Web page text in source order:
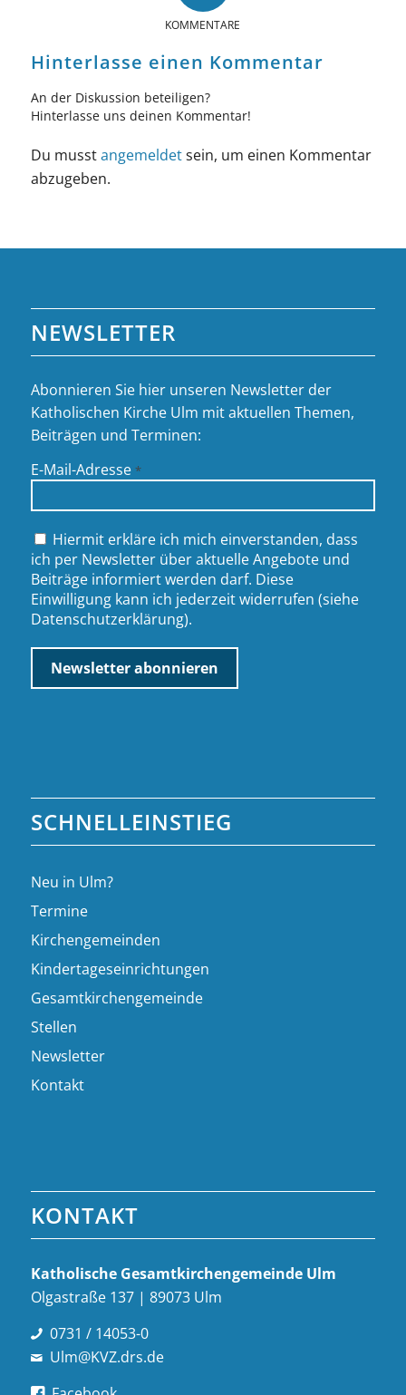
KOMMENTARE
Hinterlasse einen Kommentar
An der Diskussion beteiligen?
Hinterlasse uns deinen Kommentar!
Du musstangemeldetsein, um einen Kommentar
abzugeben.
NEWSLETTER
Abonnieren Sie hier unseren Newsletter der
Katholischen Kirche Ulm mit aktuellen Themen,
Beiträgen und Terminen:
E-Mail-Adresse *
Hiermit erkläre ich mich einverstanden, dass
ich per Newsletter über aktuelle Angebote und
Beiträge informiert werden darf. Diese
Einwilligung kann ich jederzeit widerrufen (siehe
Datenschutzerklärung).
SCHNELLEINSTIEG
Neu in Ulm?
Termine
Kirchengemeinden
Kindertageseinrichtungen
Gesamtkirchengemeinde
Stellen
Newsletter
Kontakt
KONTAKT
Katholische Gesamt­kirchen­gemeinde Ulm
Olgastraße 137 | 89073 Ulm
0731 / 14053-0
Ulm@KVZ.drs.de